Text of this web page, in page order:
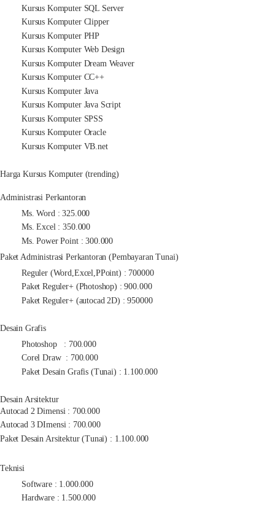
Kursus Komputer SQL Server
Kursus Komputer Clipper
Kursus Komputer PHP
Kursus Komputer Web Design
Kursus Komputer Dream Weaver
Kursus Komputer CC++
Kursus Komputer Java
Kursus Komputer Java Script
Kursus Komputer SPSS
Kursus Komputer Oracle
Kursus Komputer VB.net
Harga Kursus Komputer (trending)
Administrasi Perkantoran
Ms. Word : 325.000
Ms. Excel : 350.000
Ms. Power Point : 300.000
Paket Administrasi Perkantoran (Pembayaran Tunai)
Reguler (Word,Excel,PPoint) : 700000
Paket Reguler+ (Photoshop) : 900.000
Paket Reguler+ (autocad 2D) : 950000
Desain Grafis
Photoshop : 700.000
Corel Draw : 700.000
Paket Desain Grafis (Tunai) : 1.100.000
Desain Arsitektur
Autocad 2 Dimensi : 700.000
Autocad 3 DImensi : 700.000
Paket Desain Arsitektur (Tunai) : 1.100.000
Teknisi
Software : 1.000.000
Hardware : 1.500.000